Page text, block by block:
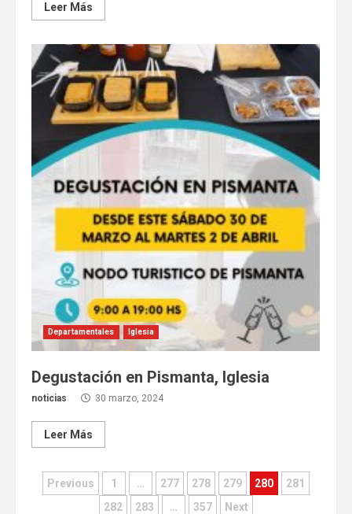
Leer Más
Departamentales Iglesia
Degustación en Pismanta, Iglesia
noticias 30 marzo, 2024
Leer Más
Paginación
de
Previous 1 … 277 278 279 280
281
282
283 … 357 Next